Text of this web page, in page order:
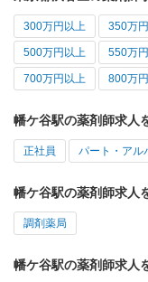
300万円以上 350万
500万円以上 550万
700万円以上 800万
幡ケ谷駅の薬剤師求人
正社員 パート・アル
幡ケ谷駅の薬剤師求人
調剤薬局
幡ケ谷駅の薬剤師求人